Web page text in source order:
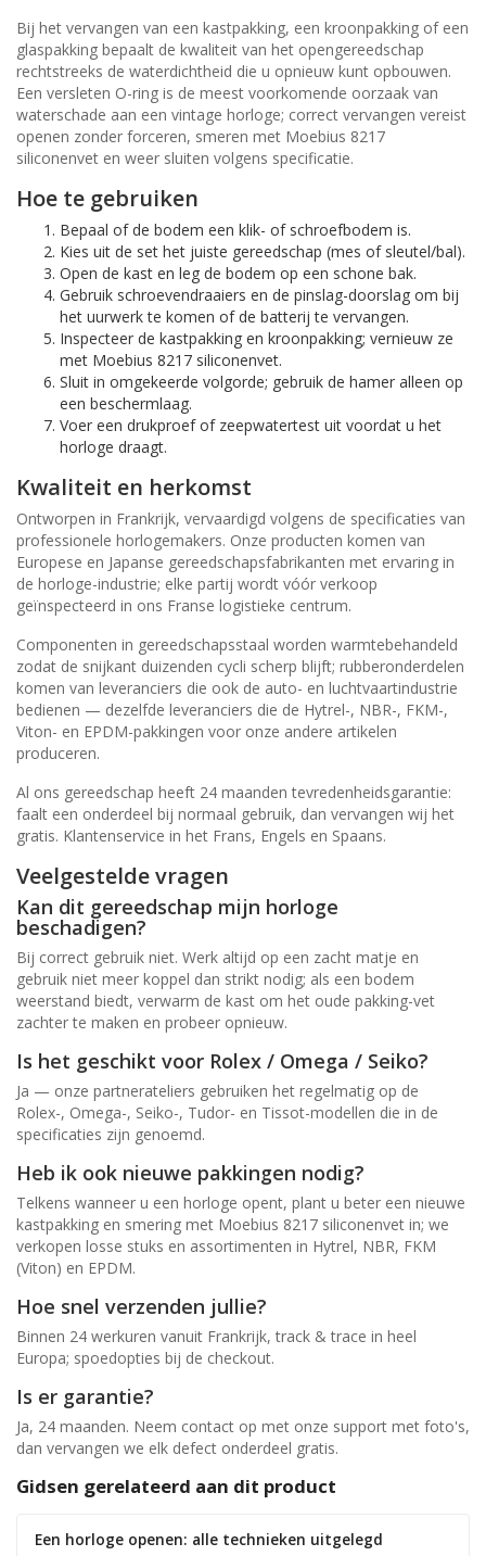
Bij het vervangen van een kastpakking, een kroonpakking of een
glaspakking bepaalt de kwaliteit van het opengereedschap
rechtstreeks de waterdichtheid die u opnieuw kunt opbouwen.
Een versleten O-ring is de meest voorkomende oorzaak van
waterschade aan een vintage horloge; correct vervangen vereist
openen zonder forceren, smeren met Moebius 8217
siliconenvet en weer sluiten volgens specificatie.
Hoe te gebruiken
Bepaal of de bodem een klik- of schroefbodem is.
Kies uit de set het juiste gereedschap (mes of sleutel/bal).
Open de kast en leg de bodem op een schone bak.
Gebruik schroevendraaiers en de pinslag-doorslag om bij
het uurwerk te komen of de batterij te vervangen.
Inspecteer de kastpakking en kroonpakking; vernieuw ze
met Moebius 8217 siliconenvet.
Sluit in omgekeerde volgorde; gebruik de hamer alleen op
een beschermlaag.
Voer een drukproef of zeepwatertest uit voordat u het
horloge draagt.
Kwaliteit en herkomst
Ontworpen in Frankrijk, vervaardigd volgens de specificaties van
professionele horlogemakers. Onze producten komen van
Europese en Japanse gereedschapsfabrikanten met ervaring in
de horloge-industrie; elke partij wordt vóór verkoop
geïnspecteerd in ons Franse logistieke centrum.
Componenten in gereedschapsstaal worden warmtebehandeld
zodat de snijkant duizenden cycli scherp blijft; rubberonderdelen
komen van leveranciers die ook de auto- en luchtvaartindustrie
bedienen — dezelfde leveranciers die de Hytrel-, NBR-, FKM-,
Viton- en EPDM-pakkingen voor onze andere artikelen
produceren.
Al ons gereedschap heeft 24 maanden tevredenheidsgarantie:
faalt een onderdeel bij normaal gebruik, dan vervangen wij het
gratis. Klantenservice in het Frans, Engels en Spaans.
Veelgestelde vragen
Kan dit gereedschap mijn horloge
beschadigen?
Bij correct gebruik niet. Werk altijd op een zacht matje en
gebruik niet meer koppel dan strikt nodig; als een bodem
weerstand biedt, verwarm de kast om het oude pakking-vet
zachter te maken en probeer opnieuw.
Is het geschikt voor Rolex / Omega / Seiko?
Ja — onze partnerateliers gebruiken het regelmatig op de
Rolex-, Omega-, Seiko-, Tudor- en Tissot-modellen die in de
specificaties zijn genoemd.
Heb ik ook nieuwe pakkingen nodig?
Telkens wanneer u een horloge opent, plant u beter een nieuwe
kastpakking en smering met Moebius 8217 siliconenvet in; we
verkopen losse stuks en assortimenten in Hytrel, NBR, FKM
(Viton) en EPDM.
Hoe snel verzenden jullie?
Binnen 24 werkuren vanuit Frankrijk, track & trace in heel
Europa; spoedopties bij de checkout.
Is er garantie?
Ja, 24 maanden. Neem contact op met onze support met foto's,
dan vervangen we elk defect onderdeel gratis.
Gidsen gerelateerd aan dit product
Een horloge openen: alle technieken uitgelegd